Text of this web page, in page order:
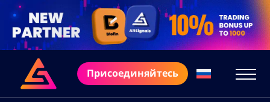
Присоединяйтесь